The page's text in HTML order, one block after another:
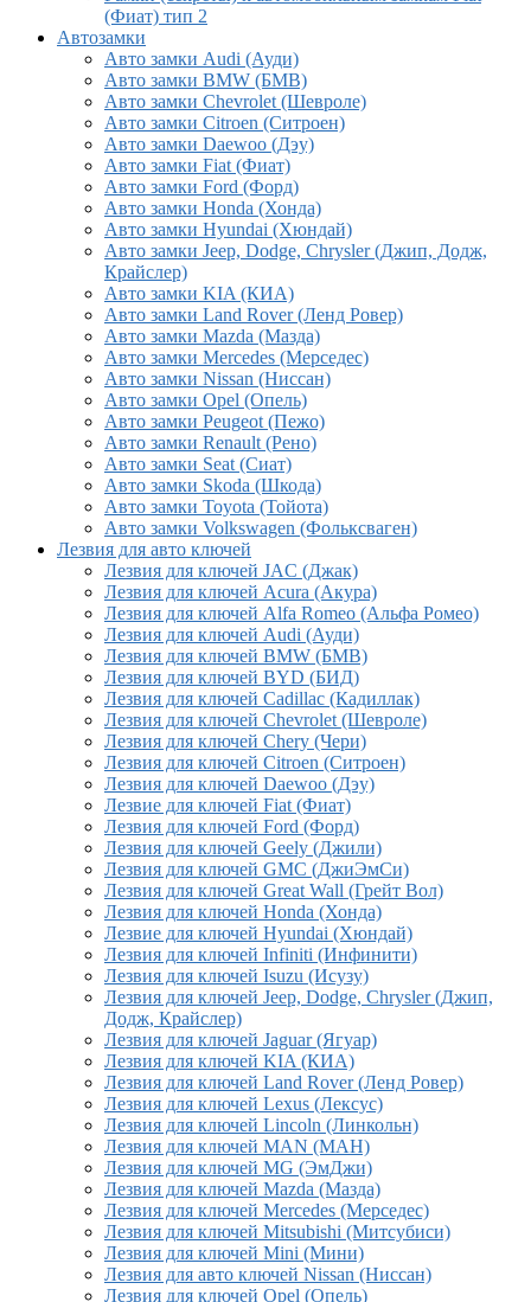
(Фиат) тип 2
Автозамки
Авто замки Audi (Ауди)
Авто замки BMW (БМВ)
Авто замки Chevrolet (Шевроле)
Авто замки Citroen (Ситроен)
Авто замки Daewoo (Дэу)
Авто замки Fiat (Фиат)
Авто замки Ford (Форд)
Авто замки Honda (Хонда)
Авто замки Hyundai (Хюндай)
Авто замки Jeep, Dodge, Chrysler (Джип, Додж,
Крайслер)
Авто замки KIA (КИА)
Авто замки Land Rover (Ленд Ровер)
Авто замки Mazda (Мазда)
Авто замки Mercedes (Мерседес)
Авто замки Nissan (Ниссан)
Авто замки Opel (Опель)
Авто замки Peugeot (Пежо)
Авто замки Renault (Рено)
Авто замки Seat (Сиат)
Авто замки Skoda (Шкода)
Авто замки Toyota (Тойота)
Авто замки Volkswagen (Фольксваген)
Лезвия для авто ключей
Лезвия для ключей JAC (Джак)
Лезвия для ключей Acura (Акура)
Лезвия для ключей Alfa Romeo (Альфа Ромео)
Лезвия для ключей Audi (Ауди)
Лезвия для ключей BMW (БМВ)
Лезвия для ключей BYD (БИД)
Лезвия для ключей Cadillac (Кадиллак)
Лезвия для ключей Chevrolet (Шевроле)
Лезвия для ключей Chery (Чери)
Лезвия для ключей Citroen (Ситроен)
Лезвия для ключей Daewoo (Дэу)
Лезвие для ключей Fiat (Фиат)
Лезвия для ключей Ford (Форд)
Лезвия для ключей Geely (Джили)
Лезвия для ключей GMC (ДжиЭмСи)
Лезвия для ключей Great Wall (Грейт Вол)
Лезвия для ключей Honda (Хонда)
Лезвие для ключей Hyundai (Хюндай)
Лезвия для ключей Infiniti (Инфинити)
Лезвия для ключей Isuzu (Исузу)
Лезвия для ключей Jeep, Dodge, Chrysler (Джип,
Додж, Крайслер)
Лезвия для ключей Jaguar (Ягуар)
Лезвия для ключей KIA (КИА)
Лезвия для ключей Land Rover (Ленд Ровер)
Лезвия для ключей Lexus (Лексус)
Лезвия для ключей Lincoln (Линкольн)
Лезвия для ключей MAN (МАН)
Лезвия для ключей MG (ЭмДжи)
Лезвия для ключей Mazda (Мазда)
Лезвия для ключей Mercedes (Мерседес)
Лезвия для ключей Mitsubishi (Митсубиси)
Лезвия для ключей Mini (Мини)
Лезвия для авто ключей Nissan (Ниссан)
Лезвия для ключей Opel (Опель)